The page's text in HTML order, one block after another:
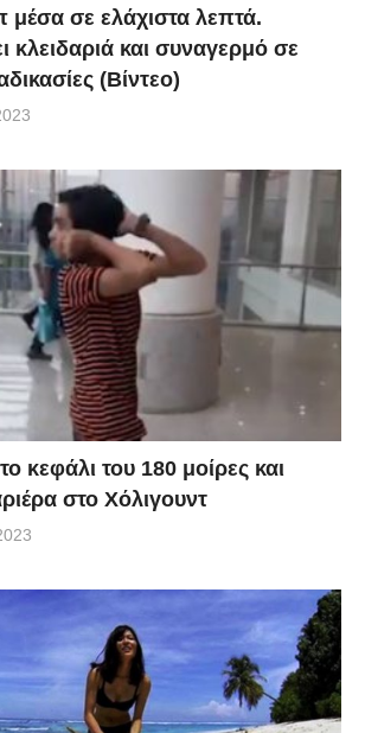
μέσα σε ελάχιστα λεπτά.
κλειδαριά και συναγερμό σε
(Βίντεο)
κεφάλι του 180 μοίρες και
στο Χόλιγουντ